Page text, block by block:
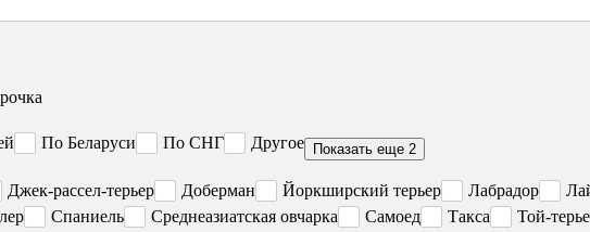
По Беларуси По СНГ Другое Показать еще 2
Джек-рассел-терьер Доберман Йоркширский терьер Лабрадор
Спаниель Среднеазиатская овчарка Самоед Такса Той-